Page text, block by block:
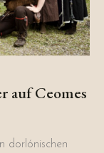
auf Ceomes
dorlónischen